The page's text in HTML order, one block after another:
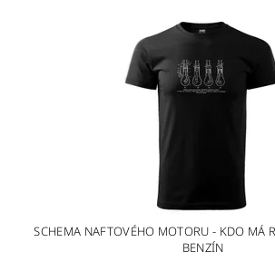
SCHEMA NAFTOVÉHO MOTORU - KDO MÁ
BENZÍN